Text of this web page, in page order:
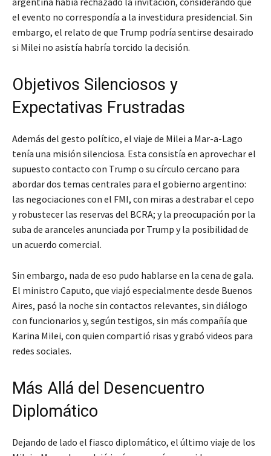
el evento no correspondía a la investidura presidencial. Sin
embargo, el relato de que Trump podría sentirse desairado
si Milei no asistía habría torcido la decisión.
Objetivos Silenciosos y
Expectativas Frustradas
Además del gesto político, el viaje de Milei a Mar-a-Lago
tenía una misión silenciosa. Esta consistía en aprovechar el
supuesto contacto con Trump o su círculo cercano para
abordar dos temas centrales para el gobierno argentino:
las negociaciones con el FMI, con miras a destrabar el cepo
y robustecer las reservas del BCRA; y la preocupación por la
suba de aranceles anunciada por Trump y la posibilidad de
un acuerdo comercial.
Sin embargo, nada de eso pudo hablarse en la cena de gala.
El ministro Caputo, que viajó especialmente desde Buenos
Aires, pasó la noche sin contactos relevantes, sin diálogo
con funcionarios y, según testigos, sin más compañía que
Karina Milei, con quien compartió risas y grabó videos para
redes sociales.
Más Allá del Desencuentro
Diplomático
Dejando de lado el fiasco diplomático, el último viaje de los